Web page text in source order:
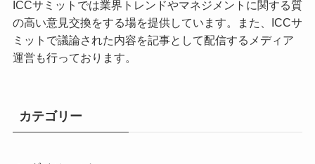
ICCサミットでは業界トレンドやマネジメントに関する質
の高い意見交換をする場を提供しています。また、ICCサ
ミットで議論された内容を記事として配信するメディア
運営も行っております。
カテゴリー